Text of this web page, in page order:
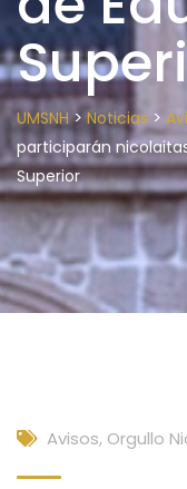
UMSNH> Noticias >
participarán
Superior
Avisos, Orgullo